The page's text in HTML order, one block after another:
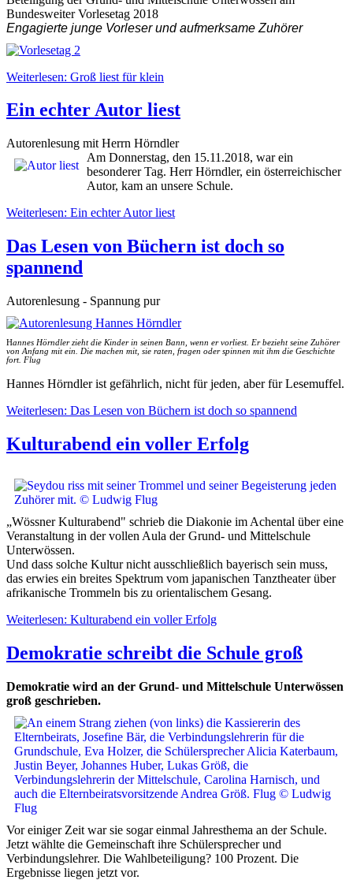
Bundesweiter Vorlesetag 2018
Engagierte junge Vorleser und aufmerksame Zuhörer
Weiterlesen: Groß liest für klein
Ein echter Autor liest
Autorenlesung mit Herrn Hörndler
Am Donnerstag, den 15.11.2018, war ein
besonderer Tag. Herr Hörndler, ein österreichischer
Autor, kam an unsere Schule.
Weiterlesen: Ein echter Autor liest
Das Lesen von Büchern ist doch so
spannend
Autorenlesung - Spannung pur
Hannes Hörndler zieht die Kinder in seinen Bann, wenn er vorliest. Er bezieht seine Zuhörer
von Anfang mit ein. Die machen mit, sie raten, fragen oder spinnen mit ihm die Geschichte
fort. Flug
Hannes Hörndler ist gefährlich, nicht für jeden, aber für Lesemuffel.
Weiterlesen: Das Lesen von Büchern ist doch so spannend
Kulturabend ein voller Erfolg
„Wössner Kulturabend" schrieb die Diakonie im Achental über eine
Veranstaltung in der vollen Aula der Grund- und Mittelschule
Unterwössen.
Und dass solche Kultur nicht ausschließlich bayerisch sein muss,
das erwies ein breites Spektrum vom japanischen Tanztheater über
afrikanische Trommeln bis zu orientalischem Gesang.
Weiterlesen: Kulturabend ein voller Erfolg
Demokratie schreibt die Schule groß
Demokratie wird an der Grund- und Mittelschule Unterwössen
groß geschrieben.
Vor einiger Zeit war sie sogar einmal Jahresthema an der Schule.
Jetzt wählte die Gemeinschaft ihre Schülersprecher und
Verbindungslehrer. Die Wahlbeteiligung? 100 Prozent. Die
Ergebnisse liegen jetzt vor.